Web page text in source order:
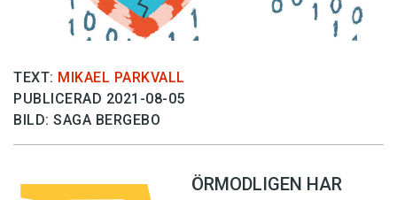
TEXT: MIKAEL PARKVALL
PUBLICERAD 2021-08-05
BILD: SAGA BERGEBO
ÖRMODLIGEN HAR